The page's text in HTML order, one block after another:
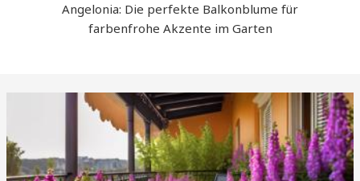
Angelonia: Die perfekte Balkonblume für
farbenfrohe Akzente im Garten